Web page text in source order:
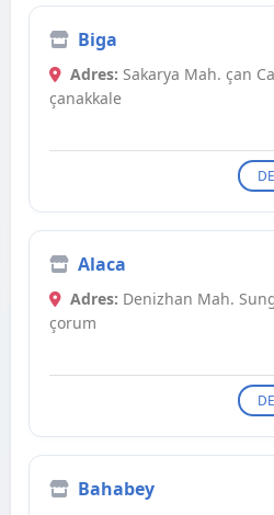
Biga
Adres: Sakarya Mah. çan
çanakkale
Alaca
Adres: Denizhan Mah.
çorum
Bahabey